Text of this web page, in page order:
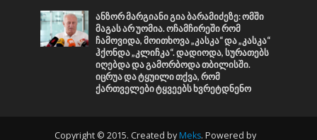
ანზორ მარგიანი გია ბარამიძეზე: ომში
მაგას არ უომია. ოჩამჩირეში რომ
ჩამოვიდა, მოითხოვა „კასკა“ და „კასკა“
ჰქონდა „კლიჩკა“. დადიოდა, სურათებს
იღებდა და გამორბოდა თბილისში.
იცრუა და ტყუილი თქვა, რომ
ქართველები ტყვეებს ხვრეტდნენო
Copyright © 2015. Created by Meks. Powered by